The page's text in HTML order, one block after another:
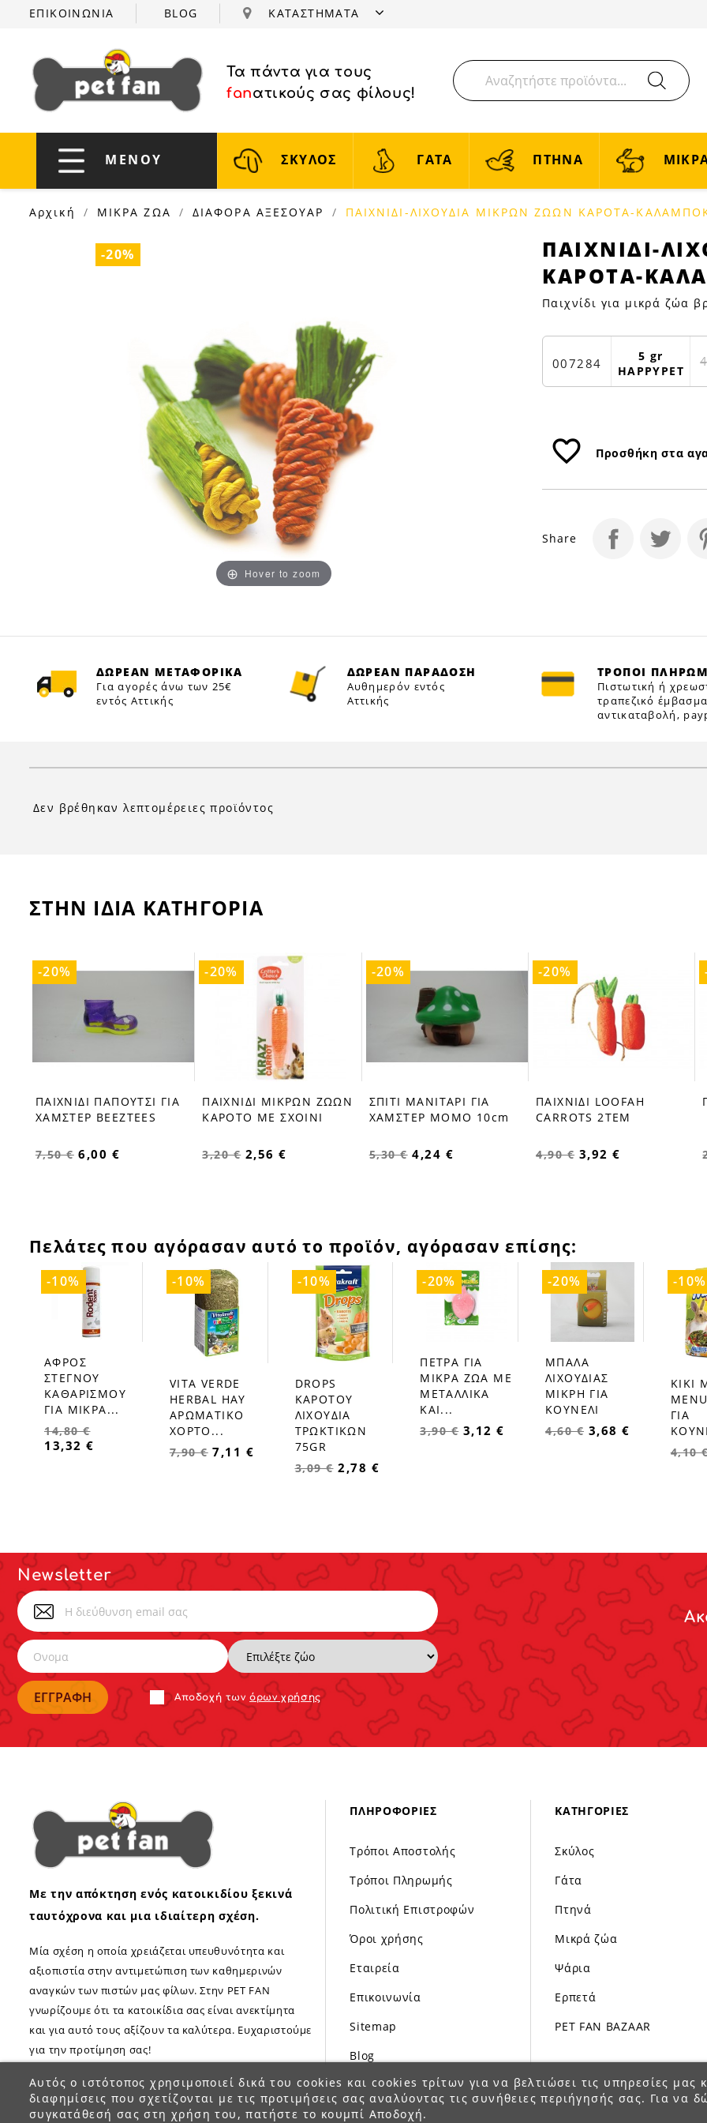
ΕΠΙΚΟΙΝΩΝΙΑ BLOG ΚΑΤΑΣΤΗΜΑΤΑ
Τα πάντα για τους
fanατικούς σας φίλους!
ΜΕΝΟΥ ΣΚΥΛΟΣ ΓΑΤΑ ΠΤΗΝΑ
Αρχική ΜΙΚΡΑ ΖΩΑ ΔΙΑΦΟΡΑ ΑΞΕΣΟΥΑΡ ΠΑΙΧΝΙΔΙ-ΛΙΧΟΥΔΙΑ ΜΙΚΡΩΝ ΖΩΩΝ ΚΑΡΟΤΑ-
-20%
Hover to zoom
ΠΑΙΧΝΙΔΙ-
ΛΙΧΟΥΔΙΑ
ΜΙΚΡΩΝ
ΖΩΩΝ
ΚΑΛΑΜΠΟΚΙ
3Τ
ΠΑΙΧΝΙΔΙ-
ΚΑΡΟΤΑ-
Παιχνίδι για μικρά ζώα
007284
5 gr
HAPPYPET
favorite_border Προσθήκη στα
Share
ΔΩΡΕΑΝ ΜΕΤΑΦΟΡΙΚΑ
Για αγορές άνω των 25€
εντός Αττικής
ΔΩΡΕΑΝ ΠΑΡΑΔΟΣΗ
Αυθημερόν εντός
Αττικής
ΤΡΟΠΟΙ
Πιστωτική ή
τραπεζικό
αντικαταβολή,
Δεν βρέθηκαν λεπτομέρειες προϊόντος
ΣΤΗΝ ΙΔΙΑ ΚΑΤΗΓΟΡΙΑ
ΠΑΙΧΝΙΔΙ ΠΑΠΟΥΤΣΙ ΓΙΑ
ΧΑΜΣΤΕΡ BEEZTEES
7,50 € 6,00 €
-20%
ΠΑΙΧΝΙΔΙ ΜΙΚΡΩΝ ΖΩΩΝ
ΚΑΡΟΤO ΜΕ ΣΧΟΙΝΙ
3,20 € 2,56 €
-20%
ΣΠΙΤΙ ΜΑΝΙΤΑΡΙ ΓΙΑ
ΧΑΜΣΤΕΡ MOMO 10cm
5,30 € 4,24 €
-20%
ΠΑΙΧΝΙΔΙ LOOFAH
CARROTS 2TEM
4,90 € 3,92 €
-20%
Πελάτες που αγόρασαν αυτό το προϊόν, αγόρασαν επίσης:
favorite_border
ΑΦΡΟΣ
ΣΤΕΓΝΟΥ
ΚΑΘΑΡΙΣΜΟΥ
ΓΙΑ ΜΙΚΡΑ...
14,80 €
13,32 €
-10%
favorite_border
VITA VERDE
HERBAL HAY
ΑΡΩΜΑΤΙΚΟ
ΧΟΡΤΟ...
7,90 € 7,11 €
-10%
favorite_border
DROPS
ΚΑΡΟΤΟΥ
ΛΙΧΟΥΔΙΑ
ΤΡΩΚΤΙΚΩΝ
75GR
3,09 € 2,78 €
-10%
favorite_border
ΠΕΤΡΑ ΓΙΑ
ΜΙΚΡΑ ΖΩΑ ΜΕ
ΜΕΤΑΛΛΙΚΑ
ΚΑΙ...
3,90 € 3,12 €
-20%
favorite_border
ΜΠΑΛΑ
ΛΙΧΟΥΔΙΑΣ
ΜΙΚΡΗ ΓΙΑ
ΚΟΥΝΕΛΙ
4,60 € 3,68 €
-20%
favorite_border
KIKI
ΓΙΑ
4,10
-10%
Newsletter
Αποδoχή τωνόρων χρήσης
Με την απόκτηση ενός κατοικιδίου ξεκινά
ταυτόχρονα και μια ιδιαίτερη σχέση.
Μία σχέση η οποία χρειάζεται υπευθυνότητα και
αξιοπιστία στην αντιμετώπιση των καθημερινών
αναγκών των πιστών μας φίλων. Στην PET FAN
γνωρίζουμε ότι τα κατοικίδια σας είναι ανεκτίμητα
και για αυτό τους αξίζουν τα καλύτερα. Ευχαριστούμε
για την προτίμηση σας!
ΠΛΗΡΟΦΟΡΊΕΣ
Τρόποι Αποστολής
Τρόποι Πληρωμής
Πολιτική Επιστροφών
Όροι χρήσης
Εταιρεία
Επικοινωνία
Sitemap
Blog
ΚΑΤΗΓΟΡΊΕΣ
Σκύλος
Γάτα
Πτηνά
Μικρά ζώα
Ψάρια
Ερπετά
PET FAN BAZAAR
Αυτός ο ιστότοπος χρησιμοποιεί δικά του cookies και cookies τρίτων για να βελτιώσει τις υπηρεσίες μας
διαφημίσεις που σχετίζονται με τις προτιμήσεις σας αναλύοντας τις συνήθειες περιήγησής σας. Για να
συγκατάθεσή σας στη χρήση του, πατήστε το κουμπί Αποδοχή.